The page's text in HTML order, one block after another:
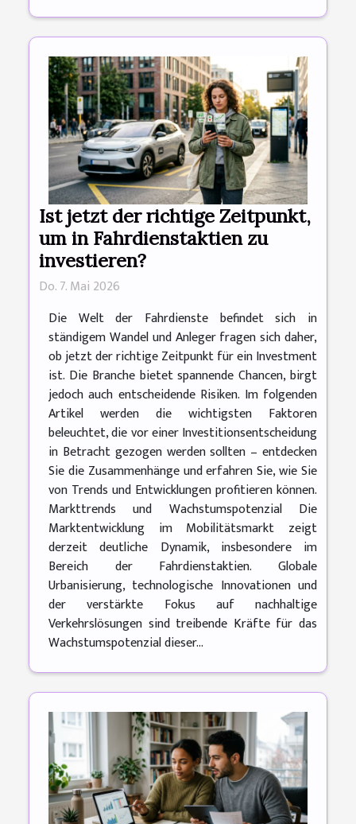
Ist jetzt der richtige Zeitpunkt,
um in Fahrdienstaktien zu
investieren?
Do. 7. Mai 2026
Die Welt der Fahrdienste befindet sich in
ständigem Wandel und Anleger fragen sich daher,
ob jetzt der richtige Zeitpunkt für ein Investment
ist. Die Branche bietet spannende Chancen, birgt
jedoch auch entscheidende Risiken. Im folgenden
Artikel werden die wichtigsten Faktoren
beleuchtet, die vor einer Investitionsentscheidung
in Betracht gezogen werden sollten – entdecken
Sie die Zusammenhänge und erfahren Sie, wie Sie
von Trends und Entwicklungen profitieren können.
Markttrends und Wachstumspotenzial Die
Marktentwicklung im Mobilitätsmarkt zeigt
derzeit deutliche Dynamik, insbesondere im
Bereich der Fahrdienstaktien. Globale
Urbanisierung, technologische Innovationen und
der verstärkte Fokus auf nachhaltige
Verkehrslösungen sind treibende Kräfte für das
Wachstumspotenzial dieser...